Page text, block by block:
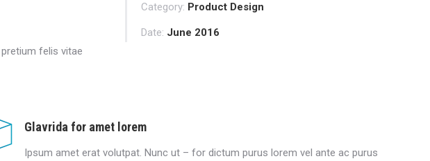
felis vitae
Category: Product Design
Date: June 2016
Glavrida for amet lorem
Ipsum amet erat volutpat. Nunc ut – for dictum purus lorem vel ante ac purus